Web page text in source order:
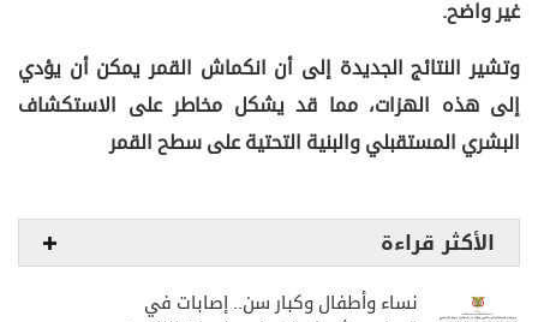
غير واضح.
وتشير النتائج الجديدة إلى أن انكماش القمر يمكن أن يؤدي
إلى هذه الهزات، مما قد يشكل مخاطر على الاستكشاف
البشري المستقبلي والبنية التحتية على سطح القمر
الأكثر قراءة
نساء وأطفال وكبار سن.. إصابات في